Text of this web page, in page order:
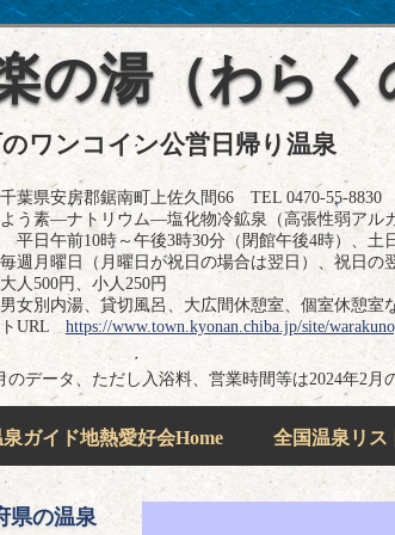
の湯（わらく
ワンコイン公営日帰り温泉
葉県安房郡鋸南町上佐久間66 TEL 0470-55-8830
う素―ナトリウム―塩化物冷鉱泉（高張性弱アル
平日午前10時～午後3時30分（閉館午後4時）、土
週月曜日（月曜日が祝日の場合は翌日）、祝日の
人500円、小人250円
女別内湯、貸切風呂、大広間休憩室、個室休憩室
トURL https://www.town.kyonan.chiba.jp/site/
のデータ、ただし入浴料、営業時間等は2024年2月
ガイド地熱愛好会Home 全国温泉リス
県の温泉